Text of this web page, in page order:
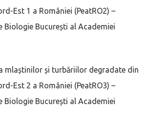
Est 1 a României (PeatRO2) –
Biologie București al Academiei
mlaștinilor și turbăriilor degradate din
Est 2 a României (PeatRO3) –
Biologie București al Academiei